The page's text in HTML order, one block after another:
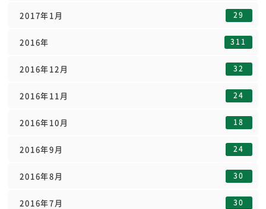
2017年1月 29
2016年 311
2016年12月 32
2016年11月 24
2016年10月 18
2016年9月 24
2016年8月 30
2016年7月 30